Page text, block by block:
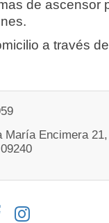
de ascensor
a través del
María Encimera